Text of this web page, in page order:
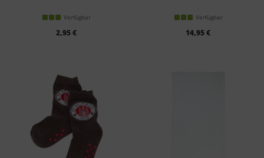
Verfügbar
2,95 €
Verfügbar
14,95 €